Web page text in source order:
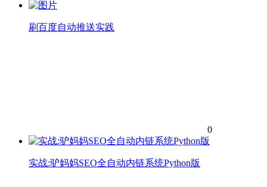
刷百度自动推送实践
0
实战:驴妈妈SEO全自动内链系统Python版